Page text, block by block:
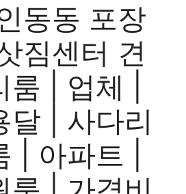
동동 포장
짐센터 견
| 업체 |
달 | 사다리
| 아파트 |